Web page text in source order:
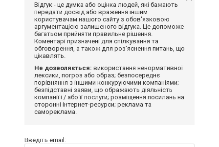
Відгук - це думка або оцінка людей, які бажають
передати досвід або враження іншим
користувачам нашого сайту з обов'язковою
аргументацією залишеного відгука. Це допоможе
багатьом прийняти правильне рішення.
Коментарі призначені для спілкування та
обговорення, а також для роз'яснення питань, що
цікавлять.
Не дозволяється: використання ненормативної
лексики, погроз або образ; безпосереднє
порівняння з іншими конкуруючими компаніями;
безпідставні заяви, що ображають діяльність
компанії і / або її послуги; розміщення посилань на
сторонні інтернет-ресурси; реклама та
самореклама.
Введіть email: